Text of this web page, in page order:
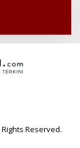
Reserved.